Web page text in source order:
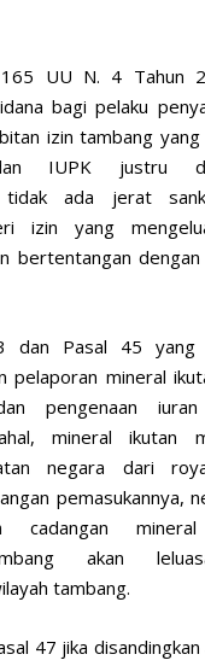
UU N. 4 Tahun
bagi pelaku
izin tambang yang
IUPK justru
tidak ada jerat
izin yang
bertentangan
dan Pasal 45 yang
pelaporan mineral
pengenaan iuran
mineral ikutan
negara dari
pemasukannya,
cadangan
akan
tambang.
47 jika